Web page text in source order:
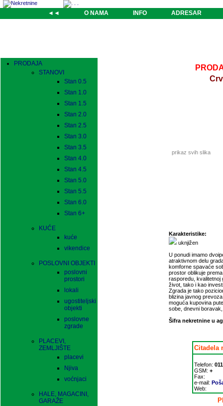
◄◄ O NAMA INFO ADRESAR
PRODAJA
STANOVI
Stan 0.5
Stan 1.0
Stan 1.5
Stan 2.0
Stan 2.5
Stan 3.0
Stan 3.5
Stan 4.0
Stan 4.5
Stan 5.0
Stan 5.5
Stan 6.0
Stan 6+
KUĆE
kuće
vikendice
POSLOVNI OBJEKTI
poslovni
prostori
lokali
ugostiteljski
objekti
poslovne
zgrade
PLACEVI,
ZEMLJIŠTE
placevi
Njiva
voćnjaci
HALE, MAGACINI,
GARAŽE
prikaz svih slika
Karakteristike:
uknjižen
U ponudi imamo
atraktivnom delu
komforne spavaće
prostor oblikuje
rasporedu, kvalitetnoj
život, tako i kao
Zgrada je tako
blizina javnog
moguća kupovina
sobe, dnevni
Šifra nekretnine u
Citadela
Telefon:
GSM: +
Fax:
e-mail:
Web: